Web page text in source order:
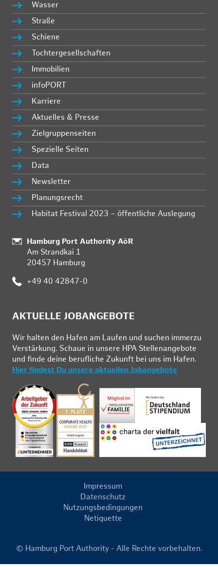
Wasser
Straße
Schiene
Tochtergesellschaften
Immobilien
infoPORT
Karriere
Aktuelles & Presse
Zielgruppenseiten
Spezielle Seiten
Data
Newsletter
Planungsrecht
Habitat Festival 2023 – öffentliche Auslegung
:
Hamburg Port Authority AöR
Am Strandkai 1
20457 Hamburg
: +49 40 42847-0
AKTUELLE JOBANGEBOTE
Wir hal­ten den Ha­fen am Lau­fen und su­chen im­mer­zu
Ver­stär­kung. Schau­e in un­se­re HPA Stel­len­an­ge­bo­te
und fin­de deine be­ruf­li­che Zu­kunft bei uns im Ha­fen.
Hier findest Du unsere aktuellen Jobangebote
Impressum
Datenschutz
Nutzungsbedingungen
Netiquette
© Hamburg Port Authority - Alle Rechte vorbehalten.